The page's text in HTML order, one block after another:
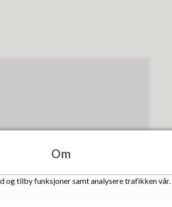
Om
tilby funksjoner samt analysere trafikken